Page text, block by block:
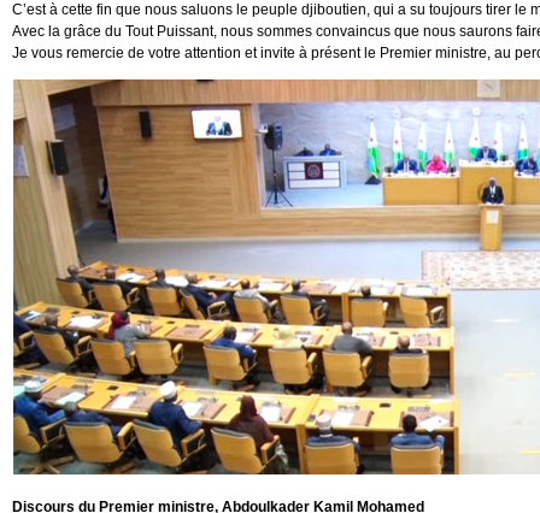
C’est à cette fin que nous saluons le peuple djiboutien, qui a su toujours tirer
Avec la grâce du Tout Puissant, nous sommes convaincus que nous saurons
Je vous remercie de votre attention et invite à présent le Premier ministre, au
Discours du Premier ministre, Abdoulkader Kamil Mohamed